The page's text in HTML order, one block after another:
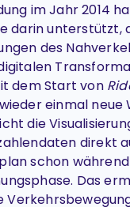
im Jahr 2014
darin unterstützt,
des
dem Start von
einmal neue
die
direkt
schon
Das